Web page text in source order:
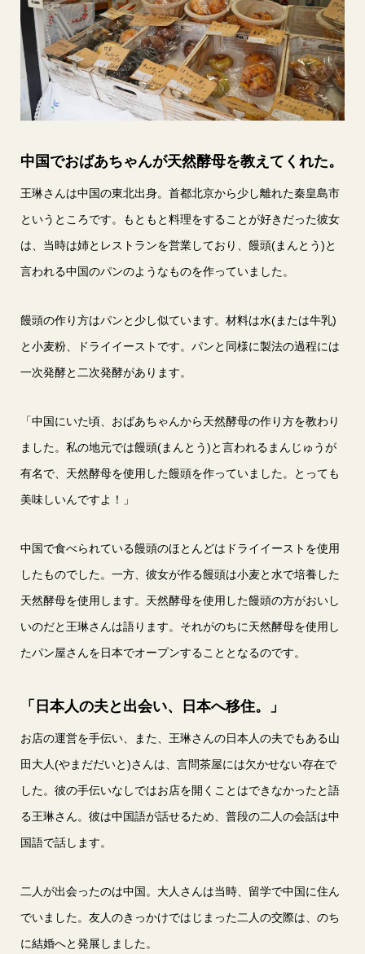
中国でおばあちゃんが天然酵母を教えてくれた。
王琳さんは中国の東北出身。首都北京から少し離れた秦皇島市
というところです。もともと料理をすることが好きだった彼女
は、当時は姉とレストランを営業しており、饅頭(まんとう)と
言われる中国のパンのようなものを作っていました。
饅頭の作り方はパンと少し似ています。材料は水(または牛乳)
と小麦粉、ドライイーストです。パンと同様に製法の過程には
一次発酵と二次発酵があります。
「中国にいた頃、おばあちゃんから天然酵母の作り方を教わり
ました。私の地元では饅頭(まんとう)と言われるまんじゅうが
有名で、天然酵母を使用した饅頭を作っていました。とっても
美味しいんですよ！」
中国で食べられている饅頭のほとんどはドライイーストを使用
したものでした。一方、彼女が作る饅頭は小麦と水で培養した
天然酵母を使用します。天然酵母を使用した饅頭の方がおいし
いのだと王琳さんは語ります。それがのちに天然酵母を使用し
たパン屋さんを日本でオープンすることとなるのです。
「日本人の夫と出会い、日本へ移住。」
お店の運営を手伝い、また、王琳さんの日本人の夫でもある山
田大人(やまだだいと)さんは、言問茶屋には欠かせない存在で
した。彼の手伝いなしではお店を開くことはできなかったと語
る王琳さん。彼は中国語が話せるため、普段の二人の会話は中
国語で話します。
二人が出会ったのは中国。大人さんは当時、留学で中国に住ん
でいました。友人のきっかけではじまった二人の交際は、のち
に結婚へと発展しました。